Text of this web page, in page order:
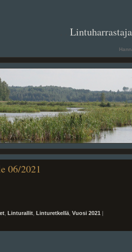
06/2021
Linturallit Linturetkellä Vuosi 2021 |